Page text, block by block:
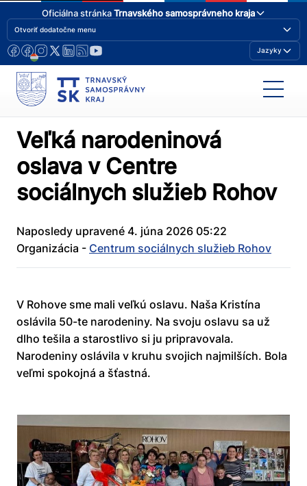
Oficiálna stránkaTrnavského samosprávneho kraja
Otvoriť dodatočne menu
Jazyky
Veľká narodeninová
oslava v Centre
sociálnych služieb Rohov
Naposledy upravené 4. júna 2026 05:22
Organizácia - Centrum sociálnych služieb Rohov
V Rohove sme mali veľkú oslavu. Naša Kristína
oslávila 50-te narodeniny. Na svoju oslavu sa už
dlho tešila a starostlivo si ju pripravovala.
Narodeniny oslávila v kruhu svojich najmilších. Bola
veľmi spokojná a šťastná.